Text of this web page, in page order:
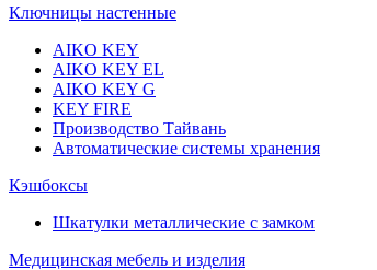
Ключницы настенные
AIKO KEY
AIKO KEY EL
AIKO KEY G
KEY FIRE
Производство Тайвань
Автоматические системы хранения
Кэшбоксы
Шкатулки металлические с замком
Медицинская мебель и изделия